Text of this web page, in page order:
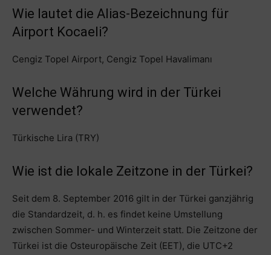
Wie lautet die Alias-Bezeichnung für
Airport Kocaeli?
Cengiz Topel Airport, Cengiz Topel Havalimanı
Welche Währung wird in der Türkei
verwendet?
Türkische Lira (TRY)
Wie ist die lokale Zeitzone in der Türkei?
Seit dem 8. September 2016 gilt in der Türkei ganzjährig
die Standardzeit, d. h. es findet keine Umstellung
zwischen Sommer- und Winterzeit statt. Die Zeitzone der
Türkei ist die Osteuropäische Zeit (EET), die UTC+2